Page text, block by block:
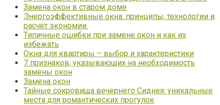
Замена окон в старом доме
Энергоэффективные окна: принципы, технологии и
расчёт экономии.
Типичные ошибки при замене окон и как их
избежать
Окна для квартиры – выбор и характеристики
7 признаков, указывающих на необходимость
замены окон
Замена окон
Тайные сокровища вечернего Сиднея: уникальные
места для романтических прогулок